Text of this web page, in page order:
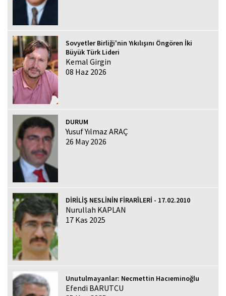
Sovyetler Birliği'nin Yıkılışını Öngören İki
Büyük Türk Lideri
Kemal Girgin
08 Haz 2026
DURUM
Yusuf Yılmaz ARAÇ
26 May 2026
DİRİLİŞ NESLİNİN FİRARÎLERİ - 17.02.2010
Nurullah KAPLAN
17 Kas 2025
Unutulmayanlar: Necmettin Hacıeminoğlu
Efendi BARUTCU